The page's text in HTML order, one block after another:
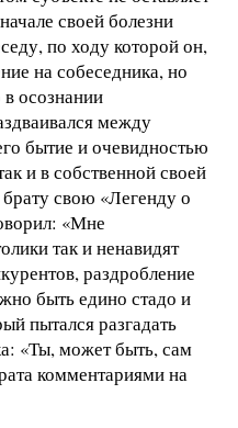
своей болезни
по ходу которой он,
на собеседника, но
осознании
между
бытие и очевидностью
и в собственной своей
свою «Легенду о
«Мне
так и ненавидят
раздробление
быть едино стадо и
пытался разгадать
«Ты, может быть, сам
комментариями на